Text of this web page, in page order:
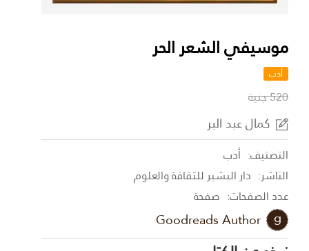
موسيفي الشعر الحر
أدب
520 جنية
كمال عبد البر
التصنيف: أدب
الناشر: دار البشير للثقافة والعلوم
عدد الصفحات: صفحة
Goodreads Author